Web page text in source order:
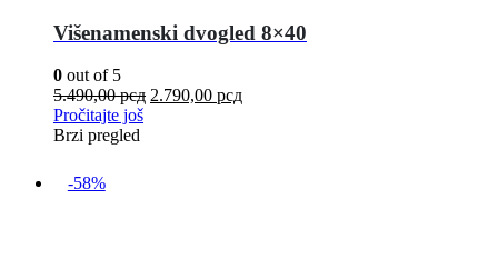
Višenamenski dvogled 8×40
0 out of 5
5.490,00рсд 2.790,00 рсд
Pročitajte još
Brzi pregled
-58%